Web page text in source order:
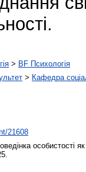
> BF Психологія
> Кафедра
21608
особистості